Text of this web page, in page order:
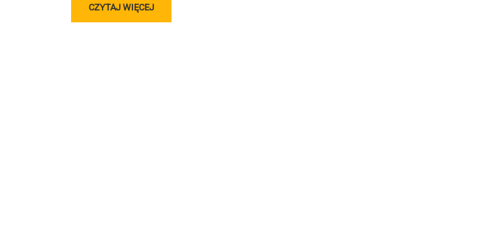
READ
MORE
CZYTAJ WIĘCEJ